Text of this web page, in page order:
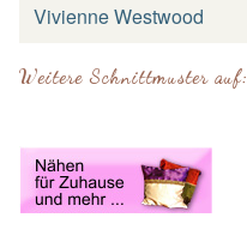
Vivienne Westwood
Weitere Schnittmuster auf: